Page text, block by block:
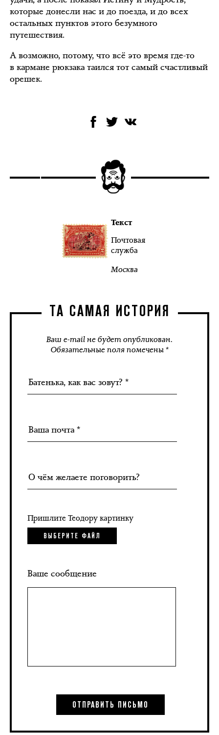
которые донесли нас и до поезда, и до всех
остальных пунктов этого безумного
путешествия.
А возможно, потому, что всё это время где-то
в кармане рюкзака таился тот самый счастливый
орешек.
Текст
Почтовая
служба
Москва
ТА САМАЯ ИСТОРИЯ
Ваш e-mail не будет опубликован.
Обязательные поля помечены *
Пришлите Теодору картинку
ВЫБЕРИТЕ ФАЙЛ
Ваше сообщение